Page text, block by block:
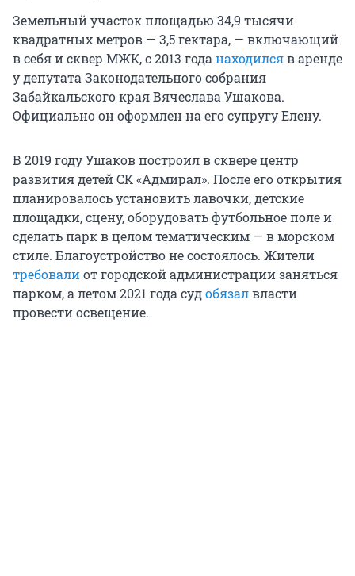
Земельный участок площадью 34,9 тысячи
квадратных метров — 3,5 гектара, — включающий
в себя и сквер МЖК, с 2013 года находилсяв аренде
у депутата Законодательного собрания
Забайкальского края Вячеслава Ушакова.
Официально он оформлен на его супругу Елену.
В 2019 году Ушаков построил в сквере центр
развития детей СК «Адмирал». После его открытия
планировалось установить лавочки, детские
площадки, сцену, оборудовать футбольное поле и
сделать парк в целом тематическим — в морском
стиле. Благоустройство не состоялось. Жители
требовалиот городской администрации заняться
парком, а летом2021 года судобязалвласти
провести освещение.